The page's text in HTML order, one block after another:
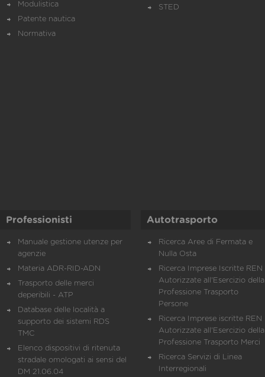
Modulistica
Patente nautica
Normativa
STED
Professionisti
Manuale gestione utenze per
agenzie
Materia ADR-RID-ADN
Trasporto delle merci
deperibili - ATP
Database delle località a
supporto dei sistemi RDS
TMC
Elenco dispositivi di ritenuta
stradale omologati ai sensi del
DM 21.06.04
Autotrasporto
Ricerca Aree di Fermata e
Nulla Osta
Ricerca Imprese Iscritte REN
Autorizzate all'Esercizio della
Professione Trasporto
Persone
Ricerca Imprese iscritte REN
Autorizzate all'Esercizio della
Professione Trasporto Merci
Ricerca Servizi di Linea
Interregionali